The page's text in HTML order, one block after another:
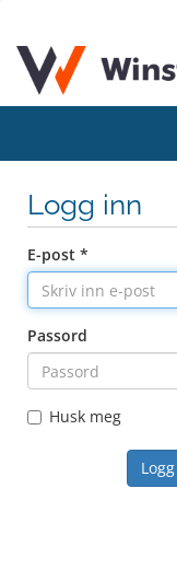
Logg inn
E-post *
Passord
Husk meg